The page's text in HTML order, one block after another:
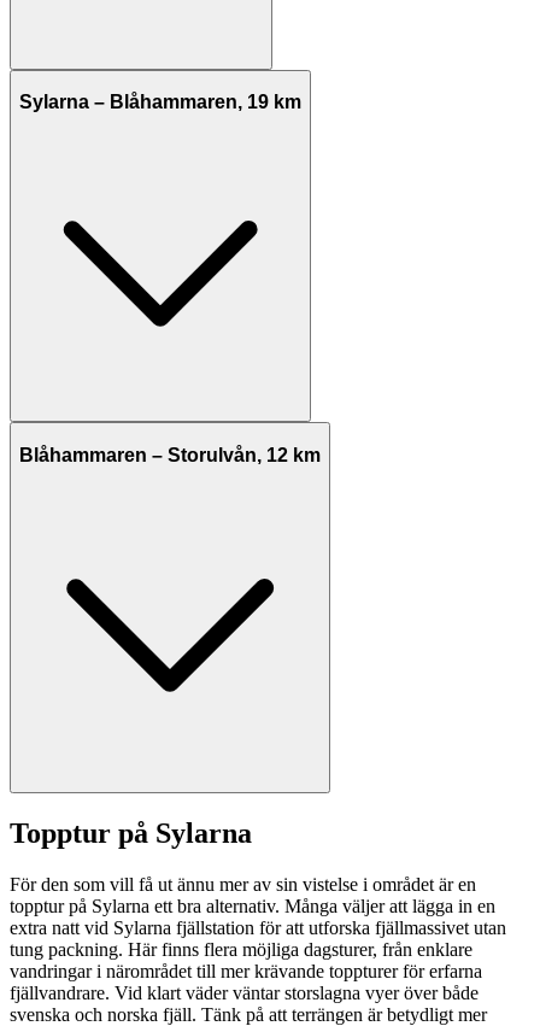
Sylarna – Blåhammaren, 19 km
Blåhammaren – Storulvån, 12 km
Topptur på Sylarna
För den som vill få ut ännu mer av sin vistelse i området är en
topptur på Sylarna ett bra alternativ. Många väljer att lägga in en
extra natt vid Sylarna fjällstation för att utforska fjällmassivet utan
tung packning. Här finns flera möjliga dagsturer, från enklare
vandringar i närområdet till mer krävande toppturer för erfarna
fjällvandrare. Vid klart väder väntar storslagna vyer över både
svenska och norska fjäll. Tänk på att terrängen är betydligt mer